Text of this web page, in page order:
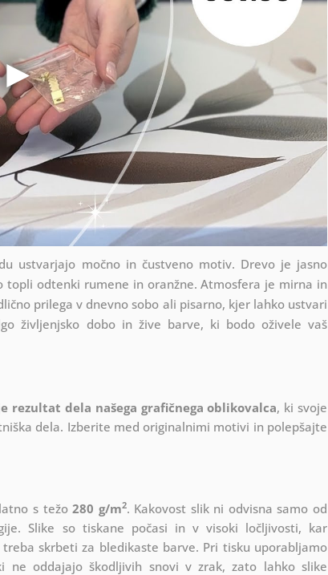
ustvarjajo močno in čustveno motiv. Drevo je jasno
topli odtenki rumene in oranžne. Atmosfera je mirna in
prilega v dnevno sobo ali pisarno, kjer lahko ustvari
življenjsko dobo in žive barve, ki bodo oživele vaš
rezultat dela našega grafičnega oblikovalca, ki svoje
dela. Izberite med originalnimi motivi in polepšajte
s težo280 g/m2. Kakovost slik ni odvisna samo od
Slike so tiskane počasi in v visoki ločljivosti, kar
skrbeti za bledikaste barve. Pri tisku uporabljamo
ne oddajajo škodljivih snovi v zrak, zato lahko slike